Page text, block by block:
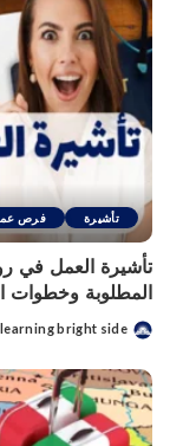
تأشيرة فرص
المطلوبة وخطوات
Posted
learning bright side